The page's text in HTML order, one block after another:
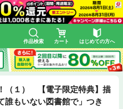
作品検索 カート はじめての方へ
（１） 【電子限定特典】描
誰もいない図書館で」つき